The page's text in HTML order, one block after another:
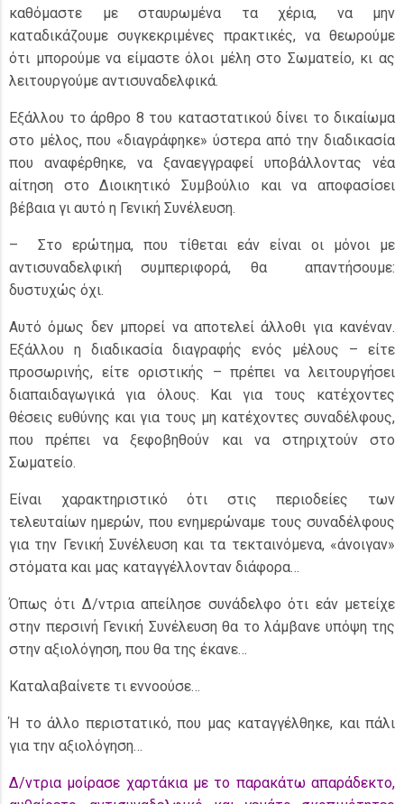
καθόμαστε με σταυρωμένα τα χέρια, να μην
καταδικάζουμε συγκεκριμένες πρακτικές, να θεωρούμε
ότι μπορούμε να είμαστε όλοι μέλη στο Σωματείο, κι ας
λειτουργούμε αντισυναδελφικά.
Εξάλλου το άρθρο 8 του καταστατικού δίνει το δικαίωμα
στο μέλος, που «διαγράφηκε» ύστερα από την διαδικασία
που αναφέρθηκε, να ξαναεγγραφεί υποβάλλοντας νέα
αίτηση στο Διοικητικό Συμβούλιο και να αποφασίσει
βέβαια γι αυτό η Γενική Συνέλευση.
– Στο ερώτημα, που τίθεται εάν είναι οι μόνοι με
αντισυναδελφική συμπεριφορά, θα απαντήσουμε:
δυστυχώς όχι.
Αυτό όμως δεν μπορεί να αποτελεί άλλοθι για κανέναν.
Εξάλλου η διαδικασία διαγραφής ενός μέλους – είτε
προσωρινής, είτε οριστικής – πρέπει να λειτουργήσει
διαπαιδαγωγικά για όλους. Και για τους κατέχοντες
θέσεις ευθύνης και για τους μη κατέχοντες συναδέλφους,
που πρέπει να ξεφοβηθούν και να στηριχτούν στο
Σωματείο.
Είναι χαρακτηριστικό ότι στις περιοδείες των
τελευταίων ημερών, που ενημερώναμε τους συναδέλφους
για την Γενική Συνέλευση και τα τεκταινόμενα, «άνοιγαν»
στόματα και μας καταγγέλλονταν διάφορα…
Όπως ότι Δ/ντρια απείλησε συνάδελφο ότι εάν μετείχε
στην περσινή Γενική Συνέλευση θα το λάμβανε υπόψη της
στην αξιολόγηση, που θα της έκανε…
Καταλαβαίνετε τι εννοούσε…
Ή το άλλο περιστατικό, που μας καταγγέλθηκε, και πάλι
για την αξιολόγηση…
Δ/ντρια μοίρασε χαρτάκια με το παρακάτω απαράδεκτο,